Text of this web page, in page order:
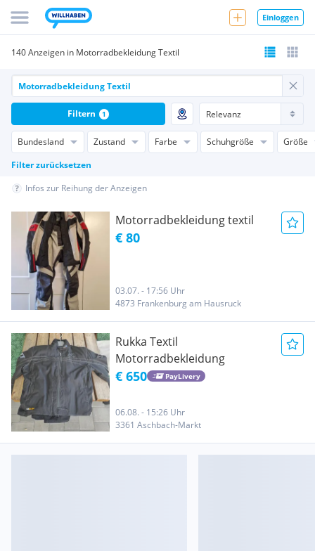
Einloggen
140 Anzeigen in Motorradbekleidung Textil
Bundesland Zustand Farbe Schuhgröße
Größe
Filter zurücksetzen
Filtern 1
Infos zur Reihung der Anzeigen
Motorradbekleidung textil
€ 80
03.07. - 17:56 Uhr
4873 Frankenburg am Hausruck
Rukka Textil
Motorradbekleidung
€ 650 PayLivery
06.08. - 15:26 Uhr
3361 Aschbach-Markt